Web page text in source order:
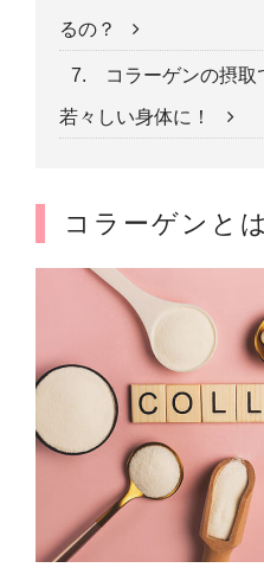
るの？
7. コラーゲンの摂取
若々しい身体に！
コラーゲンとは